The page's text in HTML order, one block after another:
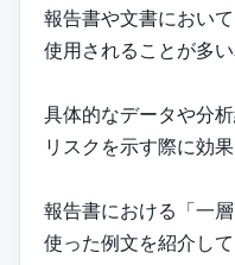
報告書や文書におい
使用されることが多い
具体的なデータや分
リスクを示す際に効果
報告書における「一
使った例文を紹介して